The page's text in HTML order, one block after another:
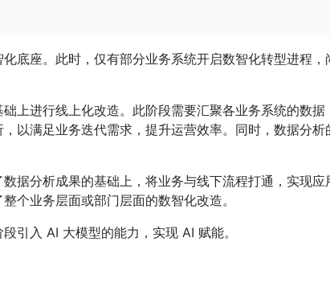
化底座。此时，仅有部分业务系统开启数智化转型进程
础上进行线上化改造。此阶段需要汇聚各业务系统的数
以满足业务迭代需求，提升运营效率。同时，数据分
据分析成果的基础上，将业务与线下流程打通，实现应
个业务层面或部门层面的数智化改造。
引入 AI 大模型的能力，实现 AI 赋能。